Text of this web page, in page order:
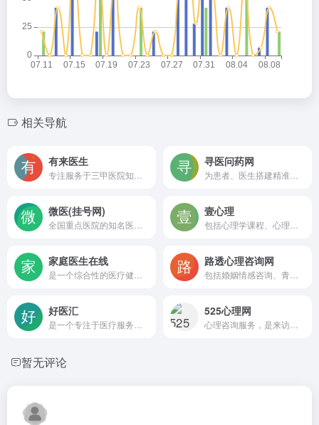
相关导航
有来医生 寻医问药网
微医(挂号网) 壹心理
家庭医生在线 路透心理咨询网
好医汇 525心理网
暂无评论